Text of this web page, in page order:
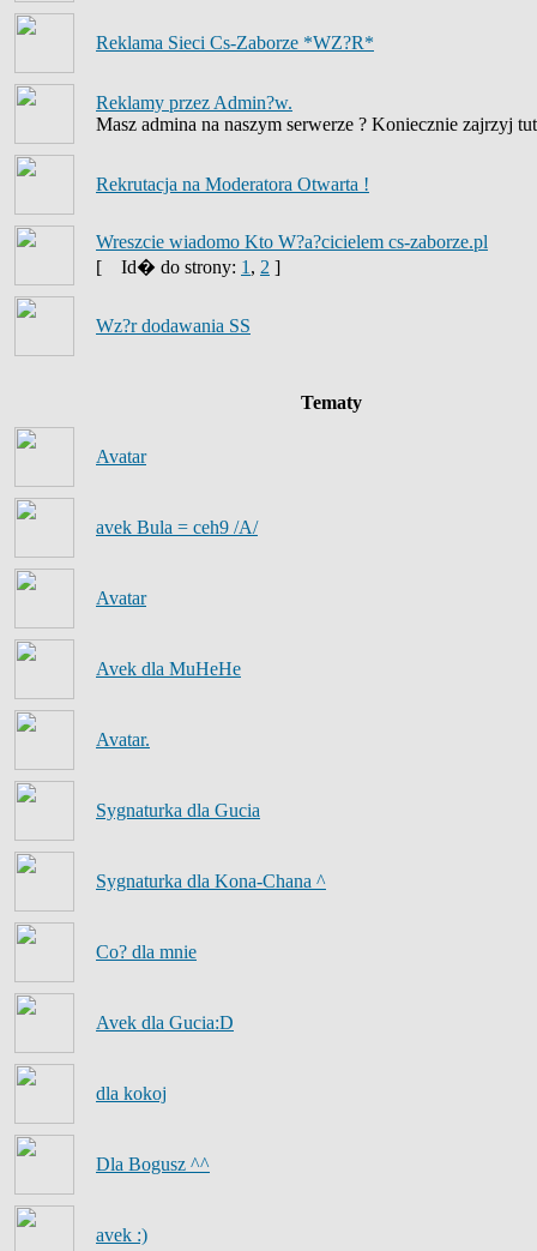
Reklama Sieci Cs-Zaborze *WZ?R*
Reklamy przez Admin?w.
Masz admina na naszym serwerze ? Koniecznie zajrzyj
Rekrutacja na Moderatora Otwarta !
Wreszcie wiadomo Kto W?a?cicielem cs-zaborze.pl
[
Id� do strony: 1 , 2 ]
Wz?r dodawania SS
Tematy
Avatar
avek Bula = ceh9 /A/
Avatar
Avek dla MuHeHe
Avatar.
Sygnaturka dla Gucia
Sygnaturka dla Kona-Chana ^
Co? dla mnie
Avek dla Gucia:D
dla kokoj
Dla Bogusz ^^
avek :)